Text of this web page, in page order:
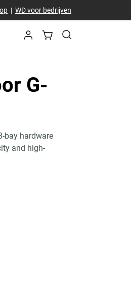
| WD voor bedrijven
G-
bay hardware
and high-